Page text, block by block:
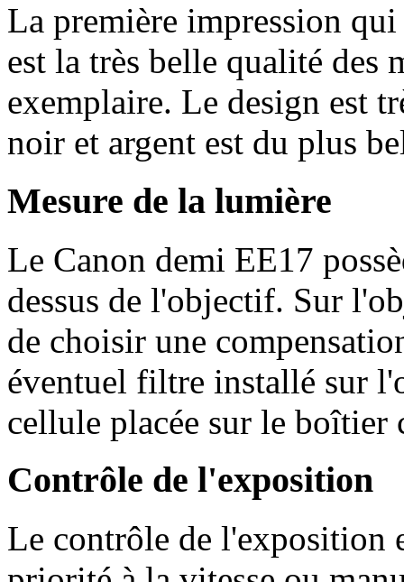
La première impression
est la très belle qualité des
exemplaire. Le design est
noir et argent est du plus
Mesure de la lumière
Le Canon demi EE17
dessus de l'objectif. Sur
de choisir une
éventuel filtre installé sur
cellule placée sur le
Contrôle de l'exposition
Le contrôle de l'exposition